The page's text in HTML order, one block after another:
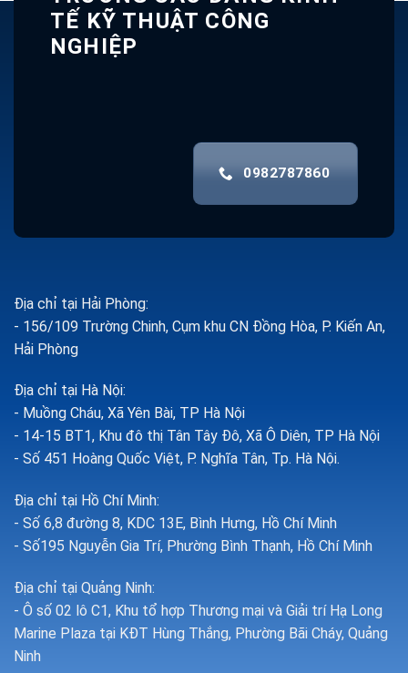
TẾ KỸ THUẬT CÔNG
NGHIỆP
0982787860
Địa chỉ tại Hải Phòng:
- 156/109 Trường Chinh, Cụm khu CN Đồng Hòa, P. Kiến An,
Hải Phòng
Địa chỉ tại Hà Nội:
- Muồng Cháu, Xã Yên Bài, TP Hà Nội
- 14-15 BT1, Khu đô thị Tân Tây Đô, Xã Ô Diên, TP Hà Nội
- Số 451 Hoàng Quốc Việt, P. Nghĩa Tân, Tp. Hà Nội.
Địa chỉ tại Hồ Chí Minh:
- Số 6,8 đường 8, KDC 13E, Bình Hưng, Hồ Chí Minh
- Số195 Nguyễn Gia Trí, Phường Bình Thạnh, Hồ Chí Minh
Địa chỉ tại Quảng Ninh:
- Ô số 02 lô C1, Khu tổ hợp Thương mại và Giải trí Hạ Long
Marine Plaza tại KĐT Hùng Thắng, Phường Bãi Cháy, Quảng
Ninh